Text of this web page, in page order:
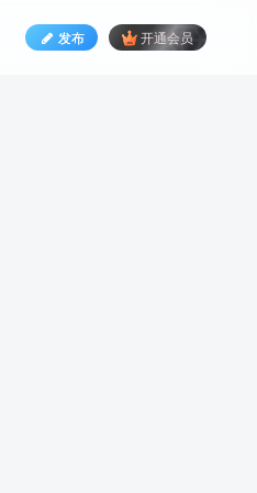
发布 开通会员